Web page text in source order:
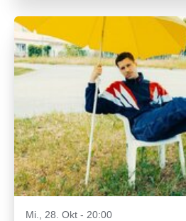
Mi., 28. Okt - 20:00